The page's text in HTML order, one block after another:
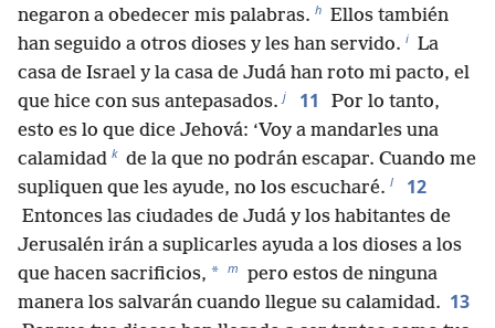
negaron a obedecer mis palabras. h Ellos también
han seguido a otros dioses y les han servido. i La
casa de Israel y la casa de Judá han roto mi pacto, el
que hice con sus antepasados. j 11
Por lo tanto,
esto es lo que dice Jehová: ‘Voy a mandarles una
calamidad k de la que no podrán escapar. Cuando me
supliquen que les ayude, no los escucharé. l 12
Entonces las ciudades de Judá y los habitantes de
Jerusalén irán a suplicarles ayuda a los dioses a los
que hacen sacrificios, * m pero estos de ninguna
manera los salvarán cuando llegue su calamidad. 13